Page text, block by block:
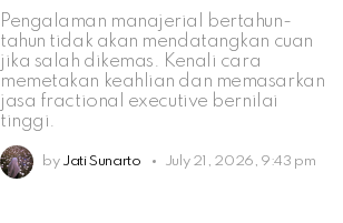
Pengalaman manajerial bertahun-
tahun tidak akan mendatangkan cuan
jika salah dikemas. Kenali cara
memetakan keahlian dan memasarkan
jasa fractional executive bernilai
tinggi.
by Jati Sunarto July 21, 2026, 9:43 pm